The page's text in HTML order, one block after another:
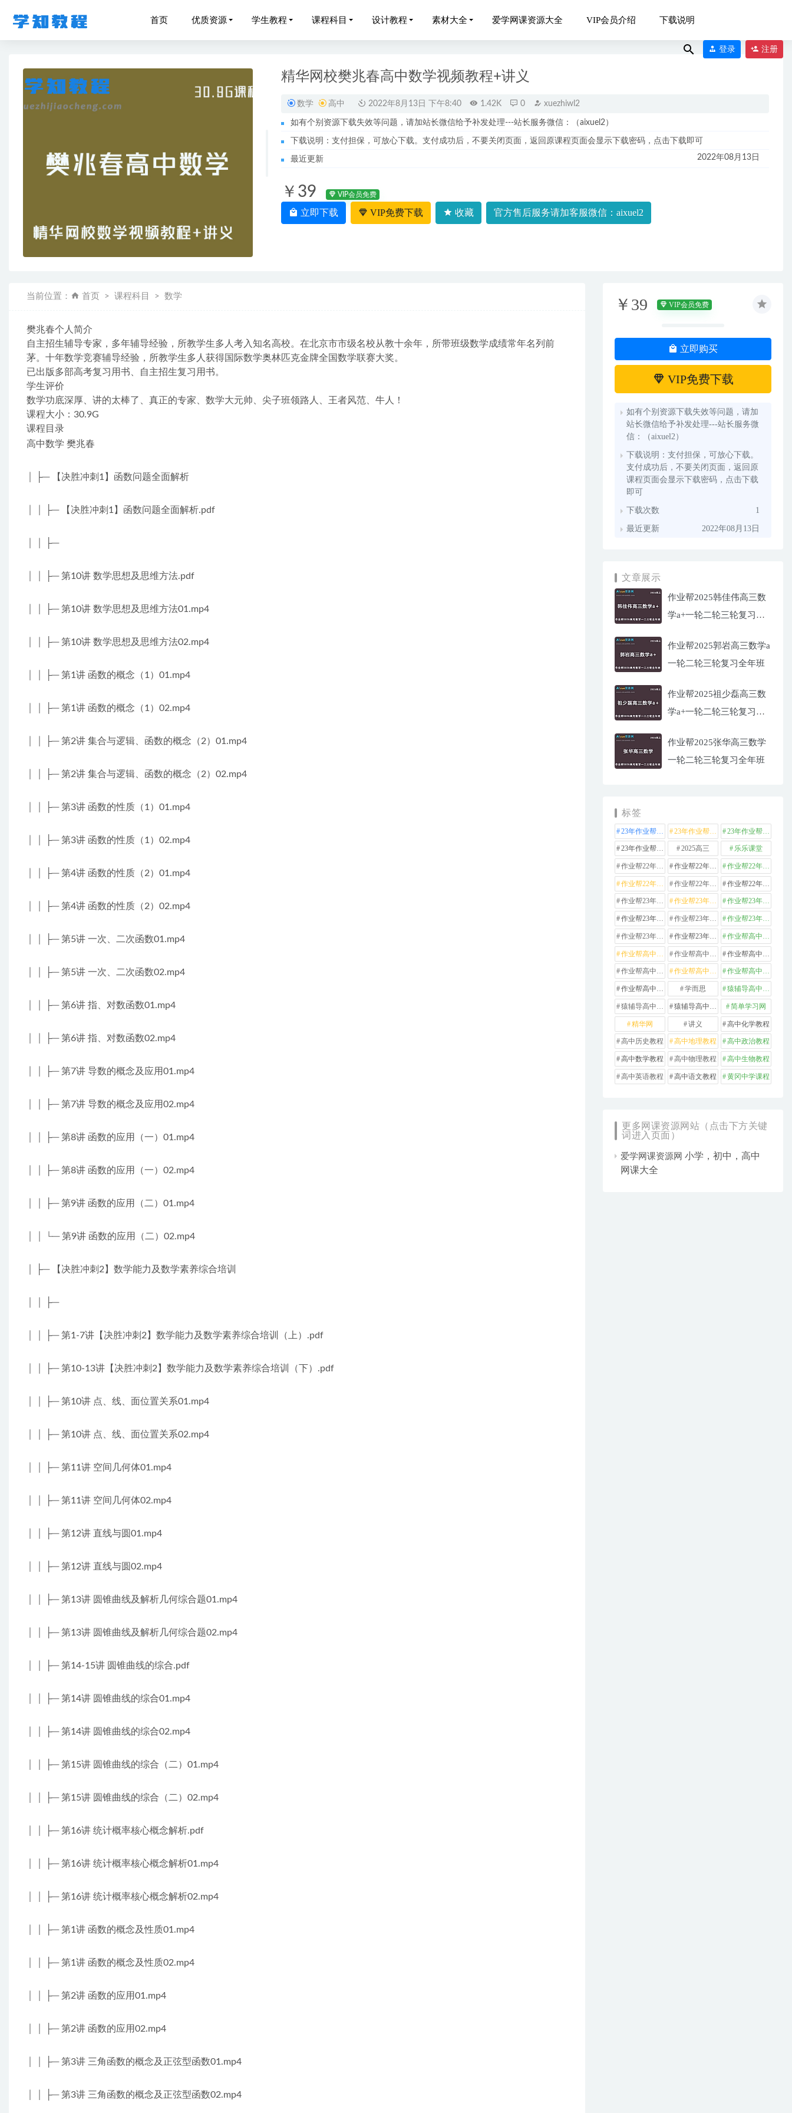
首页 优质资源 学生教程 课程科目 设计教程 素材大全 爱学网课资源大全 VIP会员介绍 下载说明
登录 注册
精华网校樊兆春高中数学视频教程+讲义
数学 高中 2022年8月13日 下午8:40 1.42K 0 xuezhiwl2
如有个别资源下载失效等问题，请加站长微信给予补发处理---站长服务微信：（aixuel2）
下载说明：支付担保，可放心下载。支付成功后，不要关闭页面，返回原课程页面会显示下载密码，点击下载即可
最近更新 2022年08月13日
￥39 VIP会员免费
立即下载 VIP免费下载 收藏 官方售后服务请加客服微信：aixuel2
当前位置： 首页 课程科目 数学
樊兆春个人简介
自主招生辅导专家，多年辅导经验，所教学生多人考入知名高校。在北京市市级名校从教十余年，所带班级数学成绩常年名列前
茅。十年数学竞赛辅导经验，所教学生多人获得国际数学奥林匹克金牌全国数学联赛大奖。
已出版多部高考复习用书、自主招生复习用书。
学生评价
数学功底深厚、讲的太棒了、真正的专家、数学大元帅、尖子班领路人、王者风范、牛人！
课程大小：30.9G
课程目录
高中数学 樊兆春
│ ├─ 【决胜冲刺1】函数问题全面解析
│ │ ├─ 【决胜冲刺1】函数问题全面解析.pdf
│ │ ├─
│ │ ├─ 第10讲 数学思想及思维方法.pdf
│ │ ├─ 第10讲 数学思想及思维方法01.mp4
│ │ ├─ 第10讲 数学思想及思维方法02.mp4
│ │ ├─ 第1讲 函数的概念（1）01.mp4
│ │ ├─ 第1讲 函数的概念（1）02.mp4
│ │ ├─ 第2讲 集合与逻辑、函数的概念（2）01.mp4
│ │ ├─ 第2讲 集合与逻辑、函数的概念（2）02.mp4
│ │ ├─ 第3讲 函数的性质（1）01.mp4
│ │ ├─ 第3讲 函数的性质（1）02.mp4
│ │ ├─ 第4讲 函数的性质（2）01.mp4
│ │ ├─ 第4讲 函数的性质（2）02.mp4
│ │ ├─ 第5讲 一次、二次函数01.mp4
│ │ ├─ 第5讲 一次、二次函数02.mp4
│ │ ├─ 第6讲 指、对数函数01.mp4
│ │ ├─ 第6讲 指、对数函数02.mp4
│ │ ├─ 第7讲 导数的概念及应用01.mp4
│ │ ├─ 第7讲 导数的概念及应用02.mp4
│ │ ├─ 第8讲 函数的应用（一）01.mp4
│ │ ├─ 第8讲 函数的应用（一）02.mp4
│ │ ├─ 第9讲 函数的应用（二）01.mp4
│ │ └─ 第9讲 函数的应用（二）02.mp4
│ ├─ 【决胜冲刺2】数学能力及数学素养综合培训
│ │ ├─
│ │ ├─ 第1-7讲【决胜冲刺2】数学能力及数学素养综合培训（上）.pdf
│ │ ├─ 第10-13讲【决胜冲刺2】数学能力及数学素养综合培训（下）.pdf
│ │ ├─ 第10讲 点、线、面位置关系01.mp4
│ │ ├─ 第10讲 点、线、面位置关系02.mp4
│ │ ├─ 第11讲 空间几何体01.mp4
│ │ ├─ 第11讲 空间几何体02.mp4
│ │ ├─ 第12讲 直线与圆01.mp4
│ │ ├─ 第12讲 直线与圆02.mp4
│ │ ├─ 第13讲 圆锥曲线及解析几何综合题01.mp4
│ │ ├─ 第13讲 圆锥曲线及解析几何综合题02.mp4
│ │ ├─ 第14-15讲 圆锥曲线的综合.pdf
│ │ ├─ 第14讲 圆锥曲线的综合01.mp4
│ │ ├─ 第14讲 圆锥曲线的综合02.mp4
│ │ ├─ 第15讲 圆锥曲线的综合（二）01.mp4
│ │ ├─ 第15讲 圆锥曲线的综合（二）02.mp4
│ │ ├─ 第16讲 统计概率核心概念解析.pdf
│ │ ├─ 第16讲 统计概率核心概念解析01.mp4
│ │ ├─ 第16讲 统计概率核心概念解析02.mp4
│ │ ├─ 第1讲 函数的概念及性质01.mp4
│ │ ├─ 第1讲 函数的概念及性质02.mp4
│ │ ├─ 第2讲 函数的应用01.mp4
│ │ ├─ 第2讲 函数的应用02.mp4
│ │ ├─ 第3讲 三角函数的概念及正弦型函数01.mp4
│ │ ├─ 第3讲 三角函数的概念及正弦型函数02.mp4
￥39 VIP会员免费
立即购买
VIP免费下载
如有个别资源下载失效等问题，请加
站长微信给予补发处理---站长服务微
信：（aixuel2）
下载说明：支付担保，可放心下载。
支付成功后，不要关闭页面，返回原
课程页面会显示下载密码，点击下载
即可
下载次数 1
最近更新 2022年08月13日
文章展示
作业帮2025韩佳伟高三数
学a+一轮二轮三轮复习全
作业帮2025郭岩高三数学a
一轮二轮三轮复习全年班
作业帮2025祖少磊高三数
学a+一轮二轮三轮复习全
作业帮2025张华高三数学
一轮二轮三轮复习全年班
标签
23年作业帮高中化学 23年作业帮高中数学 23年作业帮高中物理
23年作业帮高中英语 2025高三 乐乐课堂
作业帮22年高中化学 作业帮22年高中数学 作业帮22年高中物理
作业帮22年高中生物 作业帮22年高中英语 作业帮22年高中语文
作业帮23年高中化学 作业帮23年高中历史 作业帮23年高中地理
作业帮23年高中数学 作业帮23年高中物理 作业帮23年高中生物
作业帮23年高中英语 作业帮23年高中语文 作业帮高中化学
作业帮高中地理 作业帮高中政治 作业帮高中数学
作业帮高中物理 作业帮高中生物 作业帮高中英语
作业帮高中语文 学而思 猿辅导高中数学
猿辅导高中物理 猿辅导高中英语 简单学习网
精华网 讲义 高中化学教程
高中历史教程 高中地理教程 高中政治教程
高中数学教程 高中物理教程 高中生物教程
高中英语教程 高中语文教程 黄冈中学课程
更多网课资源网站（点击下方关键
词进入页面）
爱学网课资源网 小学，初中，高中
网课大全
万门中学高中周家伟数学选修4-5视频教程 2022-08-14
李政2023高三化学春季班课程+讲义高考化学二三轮复习教程
中华会计新锐实操训练营视频教程+讲义-会计财税/出纳/账务/会计电算化
作业帮2022王群高二地理a+班全年班课程+课堂笔记+讲义 2023-07-15